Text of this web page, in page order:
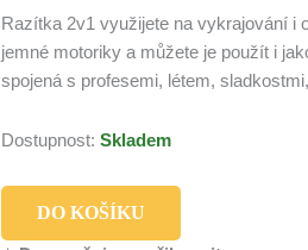
Razítka 2v1 využijete na vykrajování i
jemné motoriky a můžete je použít i
spojená s profesemi, létem,
Dostupnost: Skladem
DO KOŠÍKU